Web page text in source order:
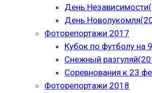
День
День
Фоторепортажи 2017
Кубок по футболу на
Снежный
Соревнования к 23
Фоторепортажи 2018